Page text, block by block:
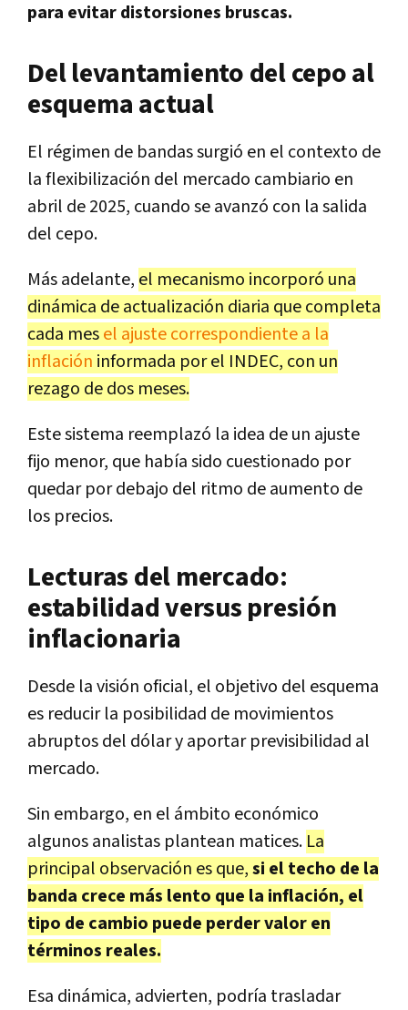
para evitar distorsiones bruscas.
Del levantamiento del cepo al
esquema actual
El régimen de bandas surgió en el contexto de
la flexibilización del mercado cambiario en
abril de 2025, cuando se avanzó con la salida
del cepo.
Más adelante, el mecanismo incorporó una
dinámica de actualización diaria que completa
cada mesel ajuste correspondiente a la
inflación informada por el INDEC, con un
rezago de dos meses.
Este sistema reemplazó la idea de un ajuste
fijo menor, que había sido cuestionado por
quedar por debajo del ritmo de aumento de
los precios.
Lecturas del mercado:
estabilidad versus presión
inflacionaria
Desde la visión oficial, el objetivo del esquema
es reducir la posibilidad de movimientos
abruptos del dólar y aportar previsibilidad al
mercado.
Sin embargo, en el ámbito económico
algunos analistas plantean matices. La
principal observación es que,si el techo de la
banda crece más lento que la inflación, el
tipo de cambio puede perder valor en
términos reales.
Esa dinámica, advierten, podría trasladar